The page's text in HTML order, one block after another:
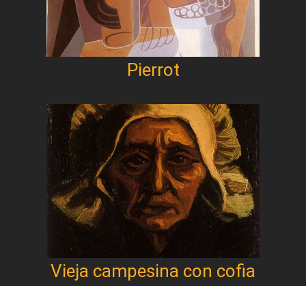
Pierrot
Vieja campesina con cofia